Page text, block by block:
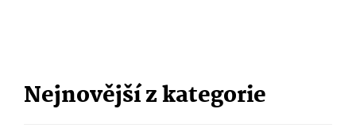
Nejnovější z kategorie